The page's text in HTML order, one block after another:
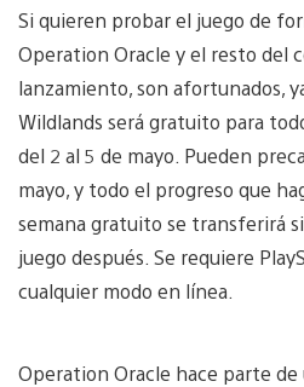
Si quieren probar el juego de
Operation Oracle y el resto del
lanzamiento, son afortunados,
Wildlands será gratuito para
del 2 al 5 de mayo. Pueden
mayo, y todo el progreso que
semana gratuito se transferirá
juego después. Se requiere
cualquier modo en línea.
Operation Oracle hace parte de